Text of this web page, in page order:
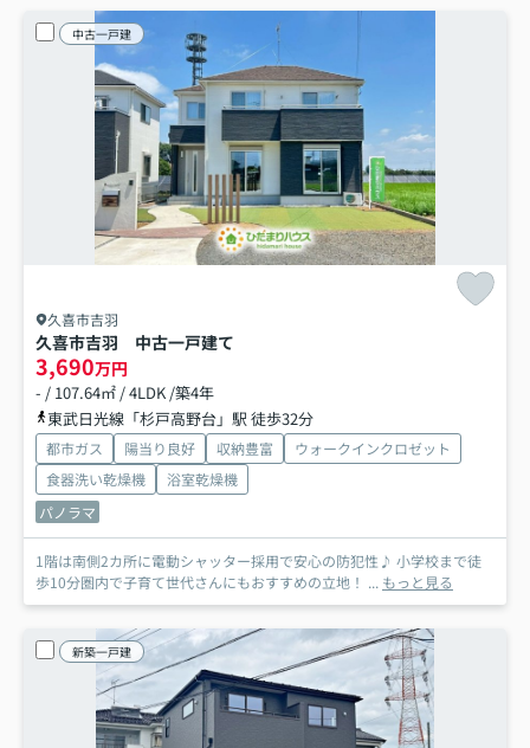
中古一戸建
久喜市吉羽
久喜市吉羽 中古一戸建て
3,690万円
- / 107.64㎡ / 4LDK /築4年
東武日光線「杉戸高野台」駅 徒歩32分
都市ガス 陽当り良好 収納豊富
ウォークインクロゼット
食器洗い乾燥機
浴室乾燥機
パノラマ
1階は南側2カ所に電動シャッター採用で安心の防犯性♪ 小学校まで徒
歩10分圏内で子育て世代さんにもおすすめの立地！ ... もっと見る
新築一戸建